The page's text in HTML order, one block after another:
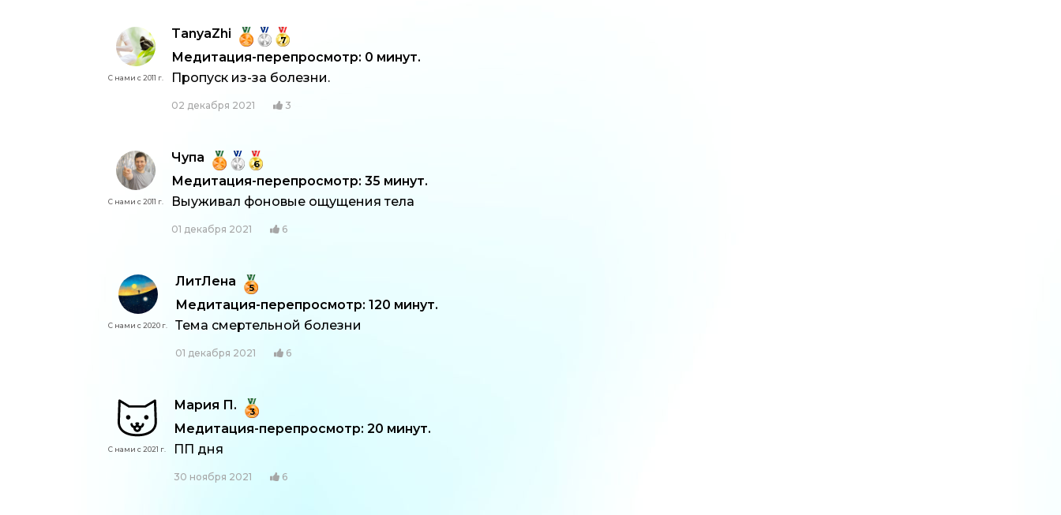
С нами с 2011 г.
TanyaZhi 7
Медитация-перепросмотр: 0 минут.
Пропуск из-за болезни.
02 декабря 2021 3
С нами с 2011 г.
Чупа 6
Медитация-перепросмотр: 35 минут.
Выуживал фоновые ощущения тела
01 декабря 2021 6
С нами с 2020 г.
ЛитЛена 5
Медитация-перепросмотр: 120 минут.
Тема смертельной болезни
01 декабря 2021 6
С нами с 2021 г.
Мария П. 3
Медитация-перепросмотр: 20 минут.
ПП дня
30 ноября 2021 6